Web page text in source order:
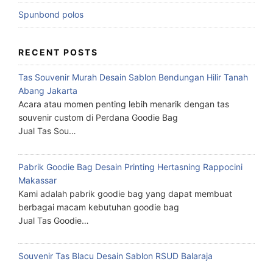
Spunbond polos
RECENT POSTS
Tas Souvenir Murah Desain Sablon Bendungan Hilir Tanah
Abang Jakarta
Acara atau momen penting lebih menarik dengan tas
souvenir custom di Perdana Goodie Bag
Jual Tas Sou…
Pabrik Goodie Bag Desain Printing Hertasning Rappocini
Makassar
Kami adalah pabrik goodie bag yang dapat membuat
berbagai macam kebutuhan goodie bag
Jual Tas Goodie…
Souvenir Tas Blacu Desain Sablon RSUD Balaraja